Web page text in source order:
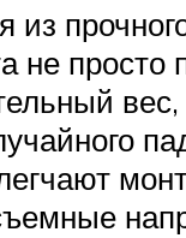
из
не просто